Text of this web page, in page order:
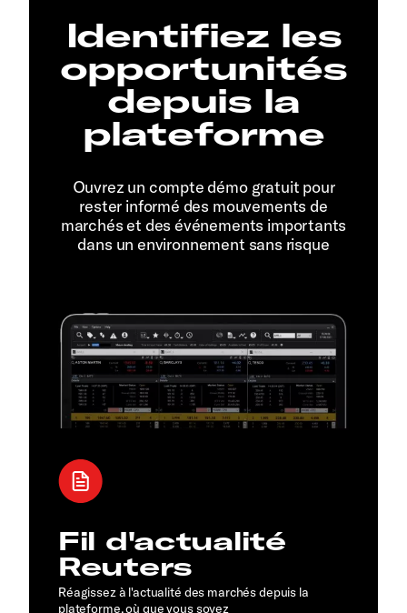
Identifiez les
opportunités
depuis la
plateforme
Ouvrez un compte démo gratuit pour
rester informé des mouvements de
marchés et des événements importants
dans un environnement sans risque
Fil d'actualité
Reuters
Réagissez à l'actualité des marchés depuis la
plateforme, où que vous soyez